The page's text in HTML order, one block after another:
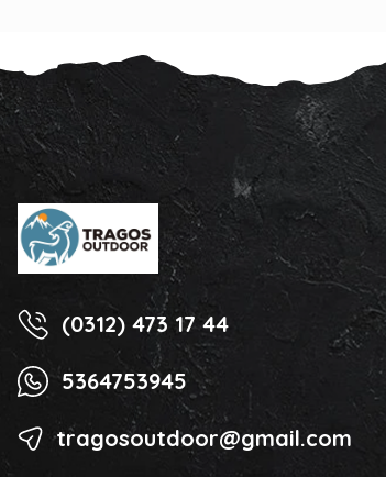
(0312) 473 17 44
5364753945
tragosoutdoor@gmail.com